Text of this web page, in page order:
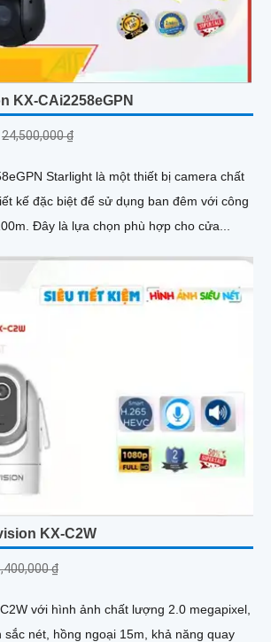
KX-CAi2258eGPN
24,500,000 ₫
Starlight là một thiết bị camera chất
kế đặc biệt để sử dụng ban đêm với công
nghệ Hồng Ngoại 100m. Đây là lựa chọn phù hợp cho cửa...
KX-C2W
₫
với hình ảnh chất lượng 2.0 megapixel,
sắc nét, hồng ngoại 15m, khả năng quay